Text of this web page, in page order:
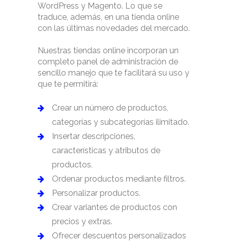
WordPress y Magento. Lo que se
traduce, además, en una tienda online
con las últimas novedades del mercado.
Nuestras tiendas online incorporan un
completo panel de administración de
sencillo manejo que te facilitará su uso y
que te permitirá:
Crear un número de productos,
categorías y subcategorías ilimitado.
Insertar descripciones,
características y atributos de
productos.
Ordenar productos mediante filtros.
Personalizar productos.
Crear variantes de productos con
precios y extras.
Ofrecer descuentos personalizados